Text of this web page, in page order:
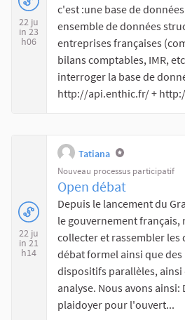
22 ju
in 23
h06
c'est :une base de
ensemble de données
entreprises françaises
bilans comptables, IMR,
interroger la base de
http://api.enthic.fr/ +
22 ju
in 21
h14
Tatiana
Nouveau processus participatif
Open débat
Depuis le lancement du
le gouvernement français,
collecter et rassembler les
débat formel ainsi que
dispositifs parallèles,
analyse. Nous avons ainsi:
plaidoyer pour l'ouvert...